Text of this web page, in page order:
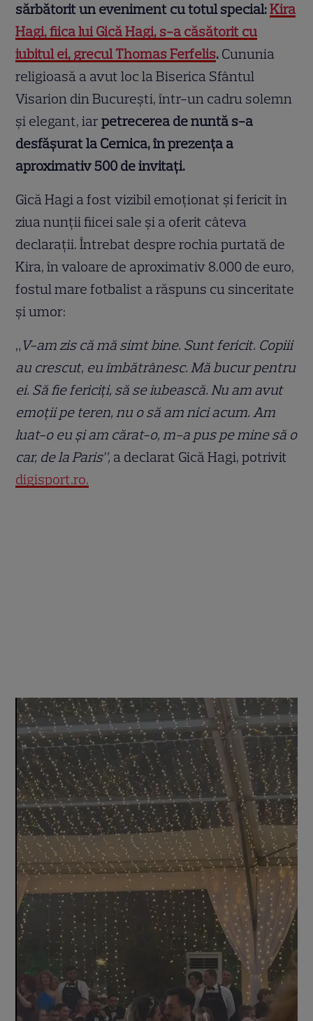
sărbătorit un eveniment cu totul special:Kira
Hagi, fiica lui Gică Hagi, s-a căsătorit cu
iubitul ei, grecul Thomas Ferfelis. Cununia
religioasă a avut loc la Biserica Sfântul
Visarion din București, într-un cadru solemn
și elegant, iarpetrecerea de nuntă s-a
desfășurat la Cernica, în prezența a
aproximativ 500 de invitați.
Gică Hagi a fost vizibil emoționat și fericit în
ziua nunții fiicei sale și a oferit câteva
declarații. Întrebat despre rochia purtată de
Kira, în valoare de aproximativ 8.000 de euro,
fostul mare fotbalist a răspuns cu sinceritate
și umor:
„ V-am zis că mă simt bine. Sunt fericit. Copiii
au crescut, eu îmbătrânesc. Mă bucur pentru
ei. Să fie fericiți, să se iubească. Nu am avut
emoții pe teren, nu o să am nici acum. Am
luat-o eu și am cărat-o, m-a pus pe mine să o
car, de la Paris”, a declarat Gică Hagi, potrivit
digisport.ro.